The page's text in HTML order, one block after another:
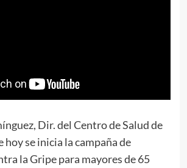
Dir. del Centro de Salud de
hoy se inicia la campaña de
la Gripe para mayores de 65